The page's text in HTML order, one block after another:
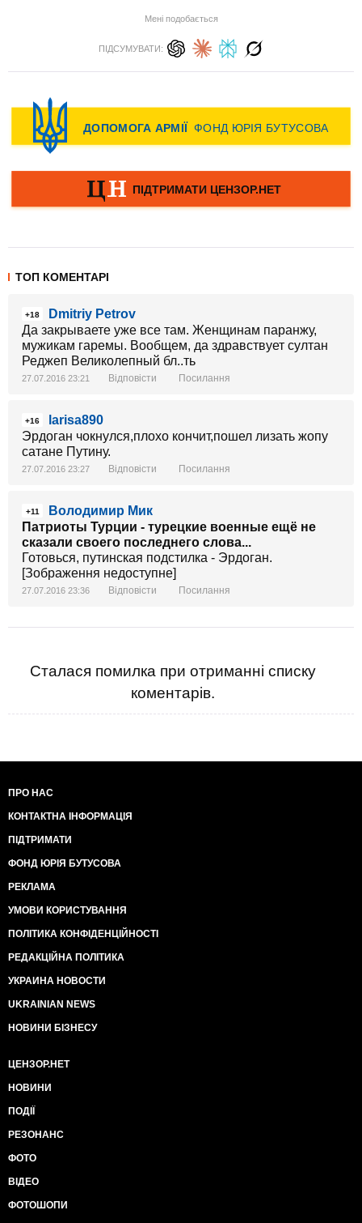
Мені подобається
ПІДСУМУВАТИ:
ТОП КОМЕНТАРІ
+18
Dmitriy Petrov
Да закрываете уже все там. Женщинам паранжу,
мужикам гаремы. Вообщем, да здравствует султан
Реджеп Великолепный бл..ть
27.07.2016 23:21 Відповісти Посилання
+16
larisa890
Эрдоган чокнулся,плохо кончит,пошел лизать жопу
сатане Путину.
27.07.2016 23:27 Відповісти Посилання
+11
Володимир Мик
Патриоты Турции - турецкие военные ещё не
сказали своего последнего слова...
Готовься, путинская подстилка - Эрдоган.
[Зображення недоступне]
27.07.2016 23:36 Відповісти Посилання
Сталася помилка при отриманні списку
коментарів.
ПРО НАС
КОНТАКТНА ІНФОРМАЦІЯ
ПІДТРИМАТИ
ФОНД ЮРІЯ БУТУСОВА
РЕКЛАМА
УМОВИ КОРИСТУВАННЯ
ПОЛІТИКА КОНФІДЕНЦІЙНОСТІ
РЕДАКЦІЙНА ПОЛІТИКА
УКРАИНА НОВОСТИ
UKRAINIAN NEWS
НОВИНИ БІЗНЕСУ
ЦЕНЗОР.НЕТ
НОВИНИ
ПОДІЇ
РЕЗОНАНС
ФОТО
ВІДЕО
ФОТОШОПИ